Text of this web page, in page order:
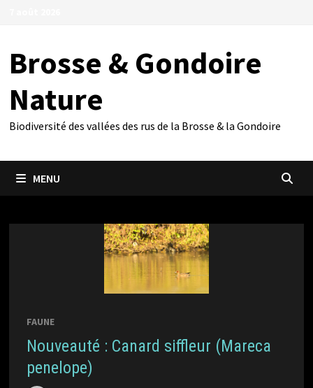
Brosse & Gondoire
Nature
Biodiversité des vallées des rus de la Brosse & la Gondoire
MENU
FAUNE
Nouveauté : Canard siffleur (Mareca
penelope)